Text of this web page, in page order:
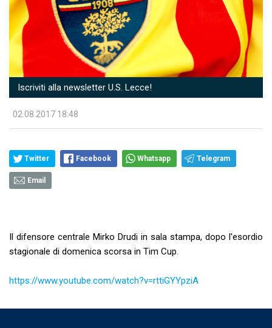
Iscriviti alla newsletter U.S. Lecce!
02.08.2017 18:48
Twitter Facebook Whatsapp Telegram
Email
Il difensore centrale Mirko Drudi in sala stampa, dopo l'esordio
stagionale di domenica scorsa in Tim Cup.
https://www.youtube.com/watch?v=rttiGYYpziA